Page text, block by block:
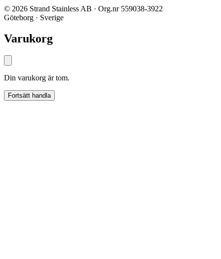
© 2026 Strand Stainless AB · Org.nr 559038-3922
Göteborg · Sverige
Varukorg
Din varukorg är tom.
Fortsätt handla